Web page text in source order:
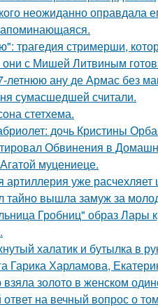
неожиданно оправдала
трагедия стримерши,
они с Мишей Литвиным
летнюю ану де Армас без
сумасшедшей считали.
стетхема.
дочь Кристины
Обвинения в
муцениеце.
артиллерия уже
тайно вышла замуж за
Гробниц" образ
халатик и бутылка в
Гарика Харламова,
золото в женском
на вечный вопрос о